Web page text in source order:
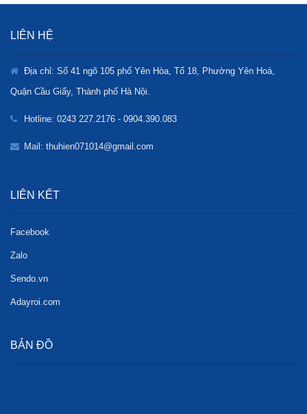
LIÊN HỆ
Địa chỉ: Số 41 ngõ 105 phố Yên Hòa, Tổ 18, Phường Yên Hoà,
Quận Cầu Giấy, Thành phố Hà Nội.
Hotline: 0243 227.2176 - 0904.390.083
Mail: thuhien071014@gmail.com
LIÊN KẾT
Facebook
Zalo
Sendo.vn
Adayroi.com
BẢN ĐỒ